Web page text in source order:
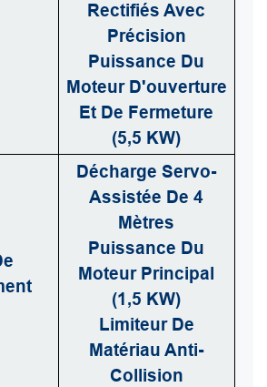
Rectifiés Avec
Précision
Puissance Du
Moteur D'ouverture
Et De Fermeture
(5,5 KW)
Décharge Servo-
Assistée De 4
Mètres
Puissance Du
Moteur Principal
(1,5 KW)
Limiteur De
Matériau Anti-
Collision